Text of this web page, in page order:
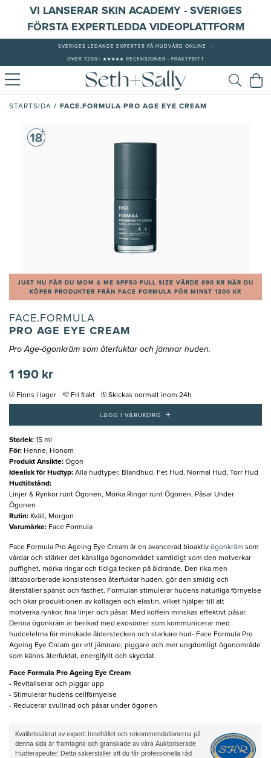
VI LANSERAR SKIN ACADEMY - SVERIGES
FÖRSTA EXPERTLEDDA VIDEOPLATTFORM
SVERIGES LEDANDE EXPERTER PÅ HUDVÅRD ONLINE
ÖVER 7200+ ★★★★★ RECENSIONER - FRAKTFRITT
STARTSIDA / FACE.FORMULA PRO AGE EYE CREAM
JUST NU FÅR DU MOM & ME SPF50 FULL SIZE VÄRDE 890 KR NÄR DU
KÖPER PRODUKTER FRÅN FACE FORMULA FÖR MINST 1300 KR
FACE.FORMULA
PRO AGE EYE CREAM
Pro Age-ögonkräm som återfuktar och jämnar huden.
1 190 kr
Finns i lager Fri frakt Skickas normalt inom 24h
LÄGG I VARUKORG +
Storlek: 15 ml
För: Henne, Honom
Produkt Ansikte: Ögon
Idealisk för Hudtyp: Alla hudtyper, Blandhud, Fet Hud, Normal Hud, Torr Hud
Hudtillstånd:
Linjer & Rynkor runt Ögonen, Mörka Ringar runt Ögonen, Påsar Under
Ögonen
Rutin: Kväll, Morgon
Varumärke: Face Formula
Face Formula Pro Ageing Eye Cream är en avancerad bioaktiv ögonkräm som
vårdar och stärker det känsliga ögonområdet samtidigt som den motverkar
puffighet, mörka ringar och tidiga tecken på åldrande. Den rika men
lättabsorberade konsistensen återfuktar huden, gör den smidig och
återställer spänst och fasthet. Formulan stimulerar hudens naturliga förnyelse
och ökar produktionen av kollagen och elastin, vilket hjälper till att
motverka rynkor, fina linjer och påsar. Med koffein minskas effektivt påsar.
Denna ögonkräm är berikad med exosomer som kommunicerar med
hudcelelrna för minskade ålderstecken och starkare hud- Face Formula Pro
Ageing Eye Cream ger ett jämnare, piggare och mer ungdomligt ögonområde
som känns återfuktat, energifyllt och skyddat.
Face Formula Pro Ageing Eye Cream
- Revitaliserar och piggar upp
- Stimulerar hudens cellförnyelse
- Reducerar svullnad och påsar under ögonen
Kvalitetssäkrat av expert: Innehållet och rekommendationerna på
denna sida är framtagna och granskade av våra Auktoriserade
Hudterapeuter. Detta säkerställer att du får professionella råd